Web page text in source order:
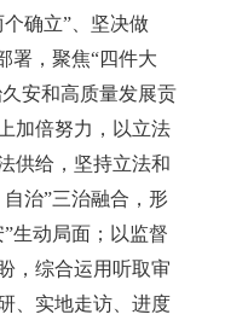
确立”、坚决做
署，聚焦“四件大
安和高质量发展贡
加倍努力，以立法
供给，坚持立法和
治”三治融合，形
生动局面；以监督
，综合运用听取审
、实地走访、进度